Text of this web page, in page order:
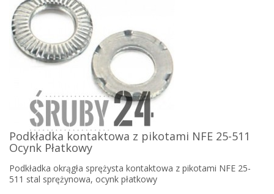
Podkładka kontaktowa z pikotami NFE 25-511
Ocynk Płatkowy
Podkładka okrągła sprężysta kontaktowa z pikotami NFE 25-
511 stal sprężynowa, ocynk płatkowy